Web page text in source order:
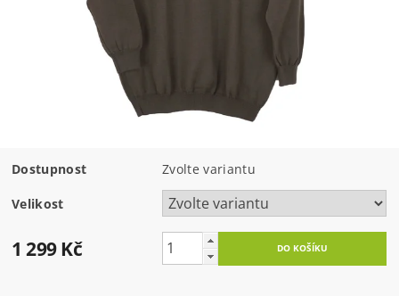
Dostupnost Zvolte variantu
Velikost
1 299 Kč